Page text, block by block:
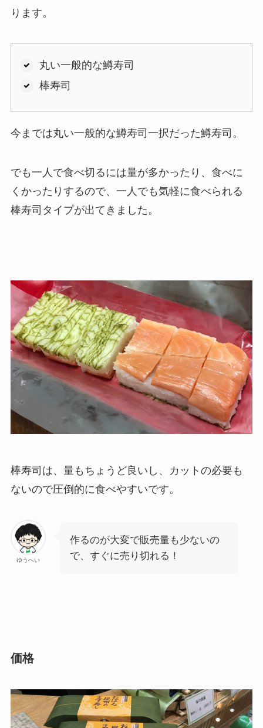
ります。
丸い一般的な鱒寿司
棒寿司
今までは丸い一般的な鱒寿司一択だった鱒寿司。
でも一人で食べ切るには量が多かったり、食べに
くかったりするので、一人でも気軽に食べられる
棒寿司タイプが出てきました。
棒寿司は、量もちょうど良いし、カットの必要も
ないので圧倒的に食べやすいです。
ゆうへい
作るのが大変で販売量も少ないの
で、すぐに売り切れる！
価格